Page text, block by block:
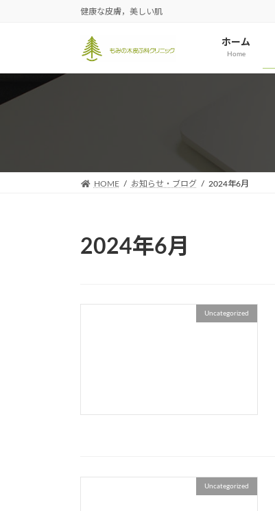
ツ
ス
シ
ン
健康な皮膚，美しい肌
ホーム
Home
HOME お知らせ・ブログ 2024年6月
2024年6月
Uncategorized
Uncategorized